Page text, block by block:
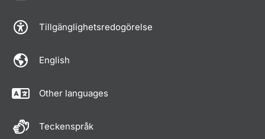
Tillgänglighetsredogörelse
English
Other languages
Teckenspråk